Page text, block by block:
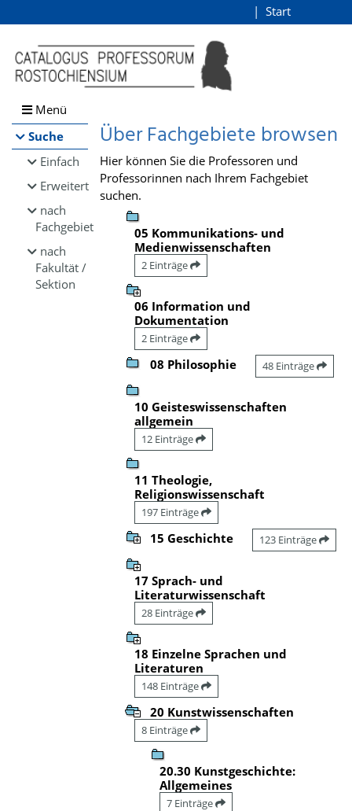
Browsen
direkt zum Inhalt
Start
Menü
Suche
Einfach
Erweitert
nach
Fachgebiet
nach
Fakultät /
Sektion
Über Fachgebiete browsen
Hier können Sie die Professoren und
Professorinnen nach Ihrem Fachgebiet
suchen.
05 Kommunikations- und
Medienwissenschaften
2 Einträge
06 Information und
Dokumentation
2 Einträge
08 Philosophie 48 Einträge
10 Geisteswissenschaften
allgemein
12 Einträge
11 Theologie,
Religionswissenschaft
197 Einträge
15 Geschichte 123 Einträge
17 Sprach- und
Literaturwissenschaft
28 Einträge
18 Einzelne Sprachen und
Literaturen
148 Einträge
20 Kunstwissenschaften
8 Einträge
20.30 Kunstgeschichte:
Allgemeines
7 Einträge